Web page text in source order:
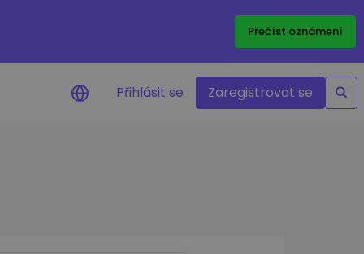
Přečíst oznámení
Přihlásit se Zaregistrovat se